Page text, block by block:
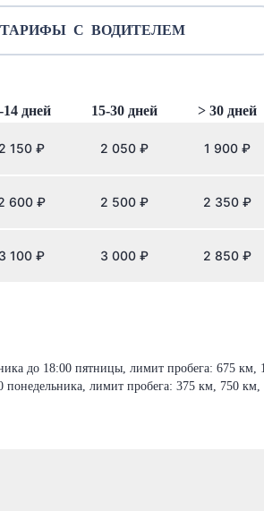
ТАРИФЫ С ВОДИТЕЛЕМ
14 дней 15-30 дней > 30 дней
2 150₽ 2 050₽ 1 900 ₽
600₽ 2 500₽ 2 350 ₽
3 100₽ 3 000₽ 2 850 ₽
до 18:00 пятницы, лимит пробега: 675
лимит пробега: 375 км, 750